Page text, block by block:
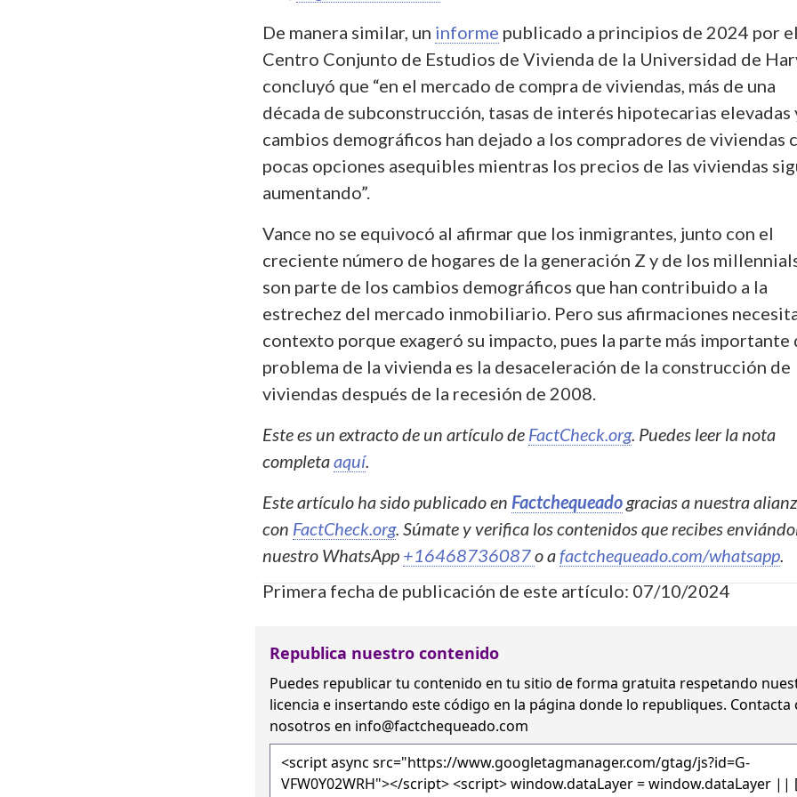
De manera similar, un informe publicado a principios de 2024 por el
Centro Conjunto de Estudios de Vivienda de la Universidad de
concluyó que “en el mercado de compra de viviendas, más de una
década de subconstrucción, tasas de interés hipotecarias elevadas
cambios demográficos han dejado a los compradores de viviendas
pocas opciones asequibles mientras los precios de las viviendas
aumentando”.
Vance no se equivocó al afirmar que los inmigrantes, junto con el
creciente número de hogares de la generación Z y de los
son parte de los cambios demográficos que han contribuido a la
estrechez del mercado inmobiliario. Pero sus afirmaciones
contexto porque exageró su impacto, pues la parte más importante
problema de la vivienda es la desaceleración de la construcción de
viviendas después de la recesión de 2008.
Este es un extracto de un artículo de FactCheck.org. Puedes leer la nota
completaaquí.
Este artículo ha sido publicado en Factchequeado gracias a nuestra
con FactCheck.org. Súmate y verifica los contenidos que recibes
nuestro WhatsApp +16468736087o afactchequeado.com/whatsapp
Primera fecha de publicación de este artículo: 07/10/2024
Republica nuestro contenido
Puedes republicar tu contenido en tu sitio de forma gratuita respetando
licencia e insertando este código en la página donde lo republiques. Contacta
nosotros en info@factchequeado.com